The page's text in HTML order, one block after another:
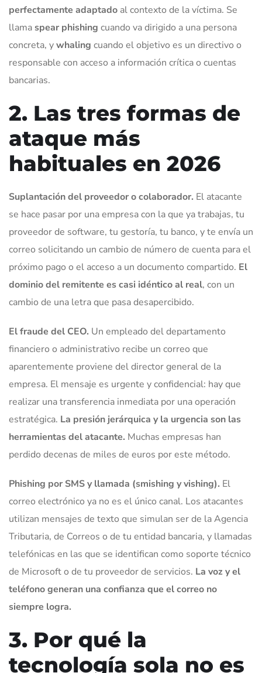
perfectamente adaptado al contexto de la víctima. Se
llama spear phishing cuando va dirigido a una persona
concreta, ywhaling cuando el objetivo es un directivo o
responsable con acceso a información crítica o cuentas
bancarias.
2. Las tres formas de
ataque más
habituales en 2026
Suplantación del proveedor o colaborador. El atacante
se hace pasar por una empresa con la que ya trabajas, tu
proveedor de software, tu gestoría, tu banco, y te envía un
correo solicitando un cambio de número de cuenta para el
próximo pago o el acceso a un documento compartido. El
dominio del remitente es casi idéntico al real, con un
cambio de una letra que pasa desapercibido.
El fraude del CEO. Un empleado del departamento
financiero o administrativo recibe un correo que
aparentemente proviene del director general de la
empresa. El mensaje es urgente y confidencial: hay que
realizar una transferencia inmediata por una operación
estratégica. La presión jerárquica y la urgencia son las
herramientas del atacante. Muchas empresas han
perdido decenas de miles de euros por este método.
Phishing por SMS y llamada (smishing y vishing). El
correo electrónico ya no es el único canal. Los atacantes
utilizan mensajes de texto que simulan ser de la Agencia
Tributaria, de Correos o de tu entidad bancaria, y llamadas
telefónicas en las que se identifican como soporte técnico
de Microsoft o de tu proveedor de servicios. La voz y el
teléfono generan una confianza que el correo no
siempre logra.
3. Por qué la
tecnología sola no es